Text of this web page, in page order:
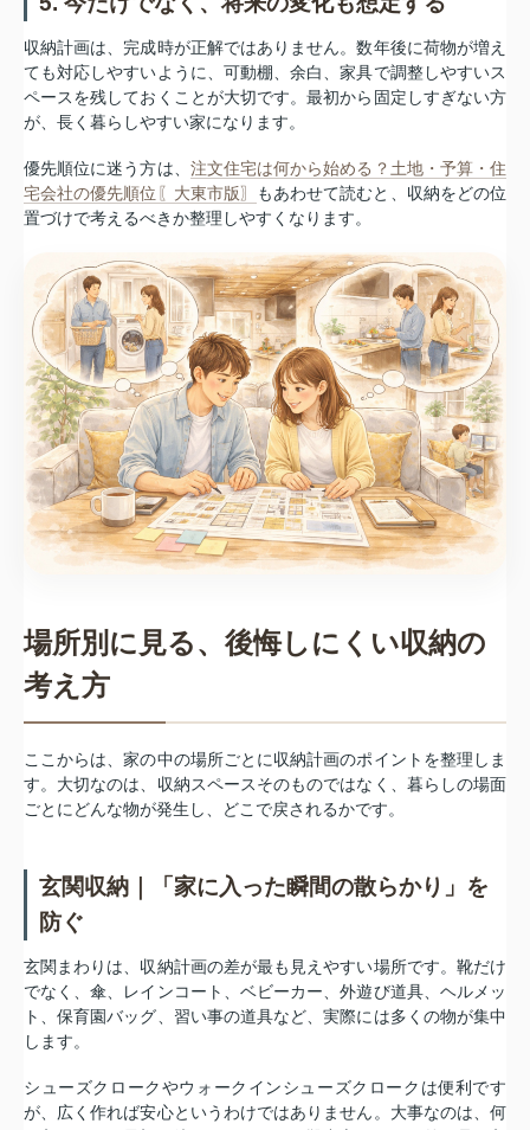
収納計画は、完成時が正解ではありません。数年後に荷物が増え
ても対応しやすいように、可動棚、余白、家具で調整しやすいス
ペースを残しておくことが大切です。最初から固定しすぎない方
が、長く暮らしやすい家になります。
優先順位に迷う方は、 注文住宅は何から始める？土地・予算・住
宅会社の優先順位〖大東市版〗
もあわせて読むと、収納をどの位
置づけで考えるべきか整理しやすくなります。
場所別に見る、後悔しにくい収納の
考え方
ここからは、家の中の場所ごとに収納計画のポイントを整理しま
す。大切なのは、収納スペースそのものではなく、暮らしの場面
ごとにどんな物が発生し、どこで戻されるかです。
玄関収納｜「家に入った瞬間の散らかり」を
防ぐ
玄関まわりは、収納計画の差が最も見えやすい場所です。靴だけ
でなく、傘、レインコート、ベビーカー、外遊び道具、ヘルメッ
ト、保育園バッグ、習い事の道具など、実際には多くの物が集中
します。
シューズクロークやウォークインシューズクロークは便利です
が、広く作れば安心というわけではありません。大事なのは、何